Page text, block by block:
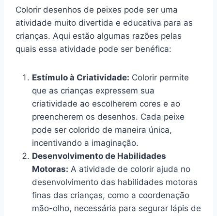
Colorir desenhos de peixes pode ser uma
atividade muito divertida e educativa para as
crianças. Aqui estão algumas razões pelas
quais essa atividade pode ser benéfica:
Estímulo à Criatividade: Colorir permite
que as crianças expressem sua
criatividade ao escolherem cores e ao
preencherem os desenhos. Cada peixe
pode ser colorido de maneira única,
incentivando a imaginação.
Desenvolvimento de Habilidades
Motoras: A atividade de colorir ajuda no
desenvolvimento das habilidades motoras
finas das crianças, como a coordenação
mão-olho, necessária para segurar lápis de